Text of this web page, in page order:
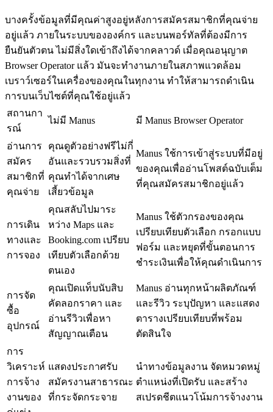
บางครั้งข้อมูลที่มีคุณค่าสูงอยู่หลังการสมัครสมาชิกที่คุณจ่าย
อยู่แล้ว ภายในระบบขององค์กร และบนพอร์ทัลที่ต้องมีการ
ยืนยันตัวตน ไม่มีสิ่งใดเข้าถึงได้จากคลาวด์ เมื่อคุณอนุญาต
Browser Operator แล้ว มันจะทำงานภายในสภาพแวดล้อม
เบราว์เซอร์ในเครื่องของคุณในทุกงาน ทำให้สามารถดำเนิน
การบนเว็บไซต์ที่คุณใช้อยู่แล้ว
สถานกา
รณ์
ไม่มี Manus มี Manus Browser Operator
อ่านการ
สมัคร
สมาชิกที่
คุณจ่าย
คุณดูตัวอย่างฟรีไม่กี่
อันและรวบรวมสิ่งที่
คุณทำได้จากเศษ
เสี้ยวข้อมูล
Manus ใช้การเข้าสู่ระบบที่มีอยู่
ของคุณเพื่ออ่านโพสต์ฉบับเต็ม
ที่คุณสมัครสมาชิกอยู่แล้ว
การเดิน
ทางและ
การจอง
คุณสลับไปมาระ
หว่าง Maps และ
Booking.com เปรียบ
เทียบตัวเลือกด้วย
ตนเอง
Manus ใช้ตัวกรองของคุณ
เปรียบเทียบตัวเลือก กรอกแบบ
ฟอร์ม และหยุดที่ขั้นตอนการ
ชำระเงินเพื่อให้คุณดำเนินการ
การจัด
ซื้อ
อุปกรณ์
คุณเปิดแท็บนับสิบ
คัดลอกราคา และ
อ่านรีวิวเพื่อหา
สัญญาณเตือน
Manus อ่านทุกหน้าผลิตภัณฑ์
และรีวิว ระบุปัญหา และแสดง
ตารางเปรียบเทียบที่พร้อม
ตัดสินใจ
การ
วิเคราะห์
การจ้าง
งานของ
แสดงประกาศรับ
สมัครงานสาธารณะ
ที่กระจัดกระจาย
นำทางข้อมูลงาน จัดหมวดหมู่
ตำแหน่งที่เปิดรับ และสร้าง
สเปรดชีตแนวโน้มการจ้างงาน